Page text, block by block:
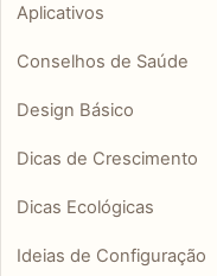
Aplicativos
Conselhos de Saúde
Design Básico
Dicas de Crescimento
Dicas Ecológicas
Ideias de Configuração